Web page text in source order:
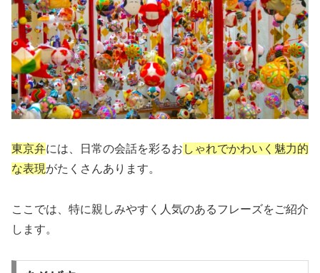
東京弁には、日常の会話を彩るお しゃれでかわいく魅力的
な表現がたくさんあります。
ここでは、特に親しみやすく人気のあるフレーズをご紹介
します。